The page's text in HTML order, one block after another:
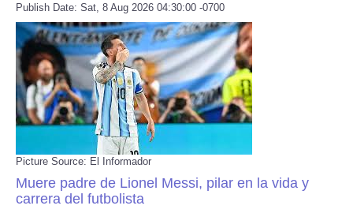
Publish Date: Sat, 8 Aug 2026 04:30:00 -0700
Picture Source: El Informador
Muere padre de Lionel Messi, pilar en la vida y
carrera del futbolista